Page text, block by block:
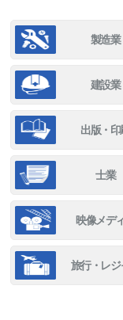
製造業
建設業
出版・印
士業
映像メデ
旅行・レジ